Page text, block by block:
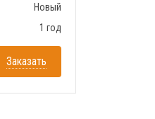
Новый
1 год
Заказать